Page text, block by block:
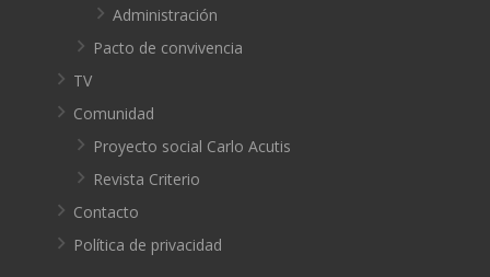
Administración
Pacto de convivencia
TV
Comunidad
Proyecto social Carlo Acutis
Revista Criterio
Contacto
Política de privacidad